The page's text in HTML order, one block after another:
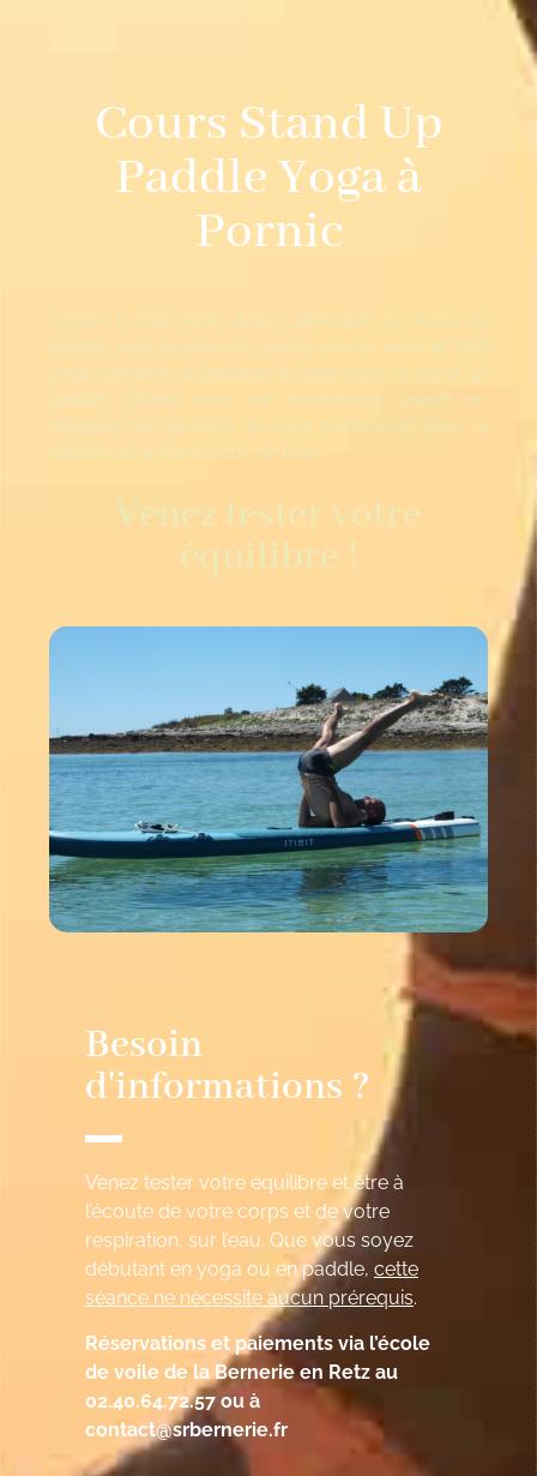
Cours Stand Up
Paddle Yoga à
Pornic
Ouvert à tous, sans aucun prérequis, le stand up
paddle yoga, également connu sous le nom de SUP
yoga, combine la pratique du yoga avec le stand up
paddle, offrant ainsi une expérience unique en
intégrant les bienfaits du yoga traditionnel avec la
stabilité et la dynamique de l’eau.
Venez tester votre
équilibre !
Besoin
d'informations ?
Venez tester votre équilibre et être à
l’écoute de votre corps et de votre
respiration, sur l’eau. Que vous soyez
débutant en yoga ou en paddle, cette
séance ne nécessite aucun prérequis.
Réservations et paiements via l’école
de voile de la Bernerie en Retz au
02.40.64.72.57 ou à
contact@srbernerie.fr